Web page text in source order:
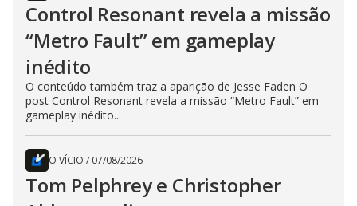
Control Resonant revela a missão
“Metro Fault” em gameplay
inédito
O conteúdo também traz a aparição de Jesse Faden O
post Control Resonant revela a missão “Metro Fault” em
gameplay inédito...
O VÍCIO / 07/08/2026
Tom Pelphrey e Christopher